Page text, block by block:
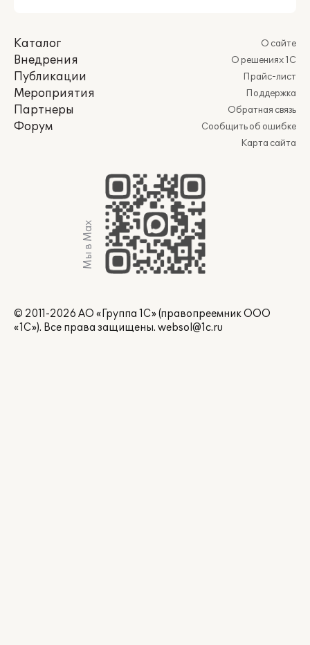
Каталог
Внедрения
Публикации
Мероприятия
Партнеры
Форум
О сайте
О решениях 1С
Прайс-лист
Поддержка
Обратная связь
Сообщить об ошибке
Карта сайта
Мы в Max
© 2011-2026 АО «Группа 1С» (правопреемник ООО
«1С»). Все права защищены. websol@1c.ru